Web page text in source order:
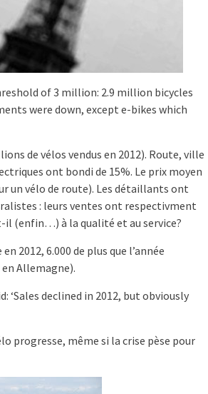
of 3 million: 2.9 million bicycles
were down, except e-bikes which
de vélos vendus en 2012). Route, ville
ont bondi de 15%. Le prix moyen
un vélo de route). Les détaillants ont
: leurs ventes ont respectivment
il (enfin…) à la qualité et au service?
2012, 6.000 de plus que l’année
Allemagne).
‘Sales declined in 2012, but obviously
progresse, même si la crise pèse pour